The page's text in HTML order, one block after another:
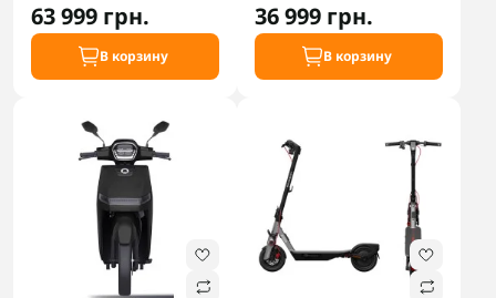
63 999 грн.
В корзину
36 999 грн.
В корзину